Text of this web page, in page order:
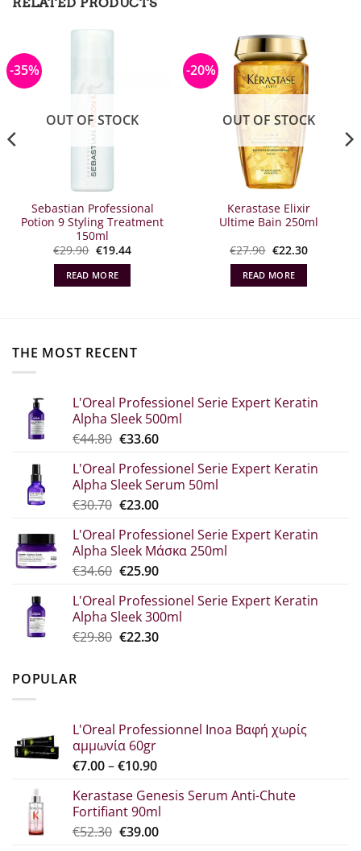
-35%
OUT OF STOCK
Sebastian Professional
Potion 9 Styling Treatment
150ml
€29.90 Original
what:
€29.90.
€19.44Η
€19.44.
READ MORE
-20%
OUT OF STOCK
Kerastase Elixir
Ultime Bain 250ml
€27.90 Original
what:
€27.90.
€22.30Η
€22.30.
READ MORE
THE MOST RECENT
L'Oreal Professionel Serie Expert Keratin
Alpha Sleek 500ml
€44.80 Original
was:
€44.80.
€33.60The
price
is:
€33.60.
L'Oreal Professionel Serie Expert Keratin
Alpha Sleek Serum 50ml
€30.70 Original
was:
€30.70.
€23.00Η
τιμή
είναι:
€23.00.
L'Oreal Professionel Serie Expert Keratin
Alpha Sleek Μάσκα 250ml
€34.60 Original
which
was:
€34.60.
€25.90The
price
is:
€25.90.
L'Oreal Professionel Serie Expert Keratin
Alpha Sleek 300ml
€29.80 Original
€22.30Η
POPULAR
L'Oreal Professionnel Inoa Βαφή χωρίς
αμμωνία 60gr
€7.00–€10.90Price
€7.00
through
€10.90
Kerastase Genesis Serum Anti-Chute
Fortifiant 90ml
€52.30 Original
€39.00Η